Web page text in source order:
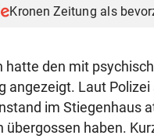
Kronen Zeitung als
hatte den mit
angezeigt. Laut
im Stiegenhaus
übergossen haben.